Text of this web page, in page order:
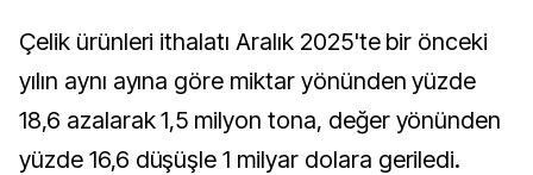
Çelik ürünleri ithalatı Aralık 2025'te bir önceki
yılın aynı ayına göre miktar yönünden yüzde
18,6 azalarak 1,5 milyon tona, değer yönünden
yüzde 16,6 düşüşle 1 milyar dolara geriledi.